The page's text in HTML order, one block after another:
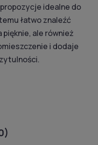
idealne do
łatwo znaleźć
ale również
i dodaje